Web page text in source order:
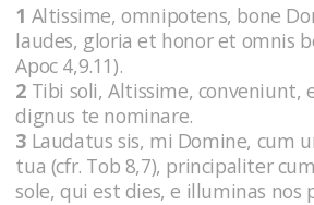
1 Altissime, omnipotens, bone
laudes, gloria et honor et omnis
Apoc 4,9.11).
2 Tibi soli, Altissime, conveniunt,
dignus te nominare.
3 Laudatus sis, mi Domine, cum
tua (cfr. Tob 8,7), principaliter
sole, qui est dies, e illuminas nos